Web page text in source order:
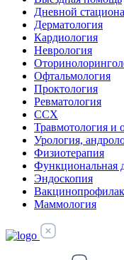
Дневной
Дерматология
Кардиология
Неврология
Офтальмология
Проктология
Ревматология
ССХ
Травмотология и
Урология,
Физиотерапия
Функциональная
Эндоскопия
Маммология